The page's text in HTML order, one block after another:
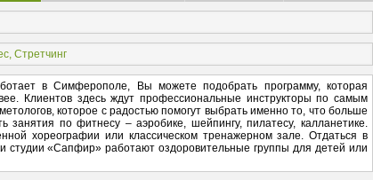
, Стретчинг
в Симферополе, Вы можете подобрать программу, которая
Клиентов здесь ждут профессиональные инструкторы по самым
которое с радостью помогут выбрать именно то, что больше
занятия по фитнесу – аэробике, шейпингу, пилатесу, калланетике.
хореографии или классическом тренажерном зале. Отдаться в
студии «Сапфир» работают оздоровительные группы для детей или